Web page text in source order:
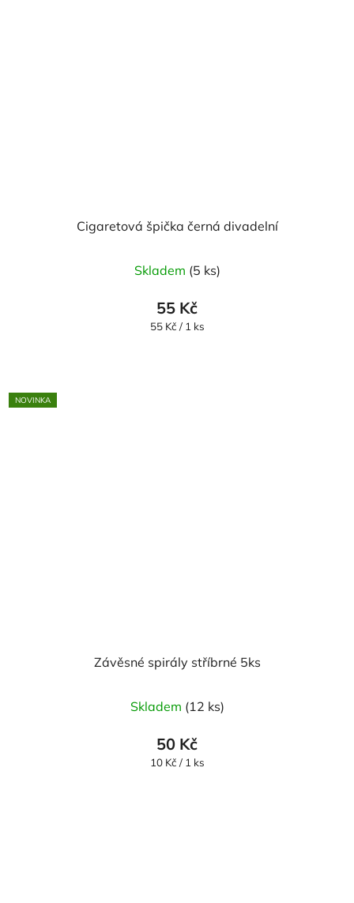
Cigaretová špička černá divadelní
Skladem (5 ks)
55 Kč
Měrná
55 Kč / 1 ks
NOVINKA
Závěsné spirály stříbrné 5ks
Skladem (12 ks)
50 Kč
Měrná
10 Kč / 1 ks